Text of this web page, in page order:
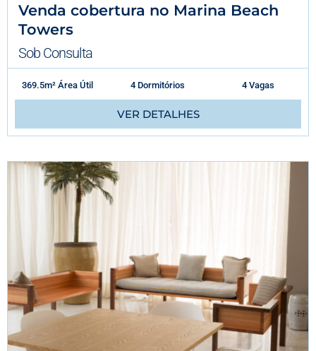
Venda cobertura no Marina Beach
Towers
Sob Consulta
369.5m² Área Útil 4 Dormitórios 4 Vagas
VER DETALHES